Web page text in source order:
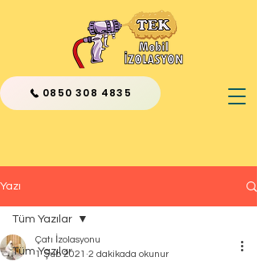
0850 308 4835
Yazı
Tüm Yazılar
Tüm Yazılar
Çatı İzolasyonu
1 Şub 2021 2 dakikada okunur